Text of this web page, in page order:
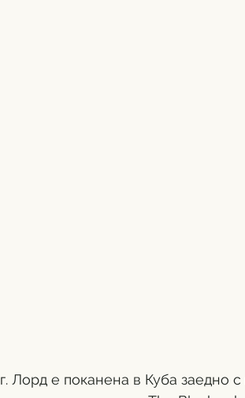
Лорд е поканена в Куба заедно